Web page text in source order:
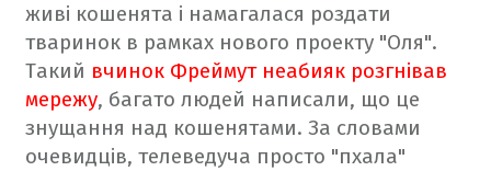
живі кошенята і намагалася роздати
тваринок в рамках нового проекту "Оля".
Такий вчинок Фреймут неабияк розгнівав
мережу, багато людей написали, що це
знущання над кошенятами. За словами
очевидців, телеведуча просто "пхала"